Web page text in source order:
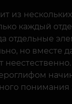
из
каждый
отдельные
но вместе
понимания